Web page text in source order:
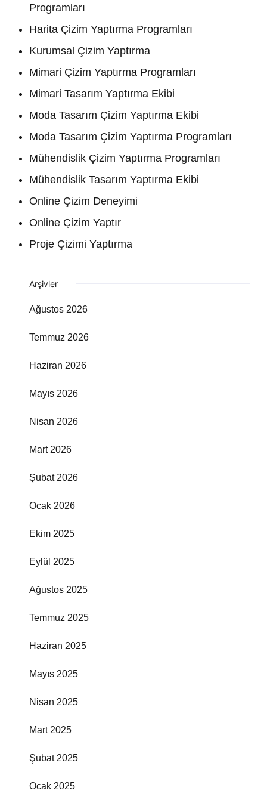
Programları
Harita Çizim Yaptırma Programları
Kurumsal Çizim Yaptırma
Mimari Çizim Yaptırma Programları
Mimari Tasarım Yaptırma Ekibi
Moda Tasarım Çizim Yaptırma Ekibi
Moda Tasarım Çizim Yaptırma Programları
Mühendislik Çizim Yaptırma Programları
Mühendislik Tasarım Yaptırma Ekibi
Online Çizim Deneyimi
Online Çizim Yaptır
Proje Çizimi Yaptırma
Arşivler
Ağustos 2026
Temmuz 2026
Haziran 2026
Mayıs 2026
Nisan 2026
Mart 2026
Şubat 2026
Ocak 2026
Ekim 2025
Eylül 2025
Ağustos 2025
Temmuz 2025
Haziran 2025
Mayıs 2025
Nisan 2025
Mart 2025
Şubat 2025
Ocak 2025